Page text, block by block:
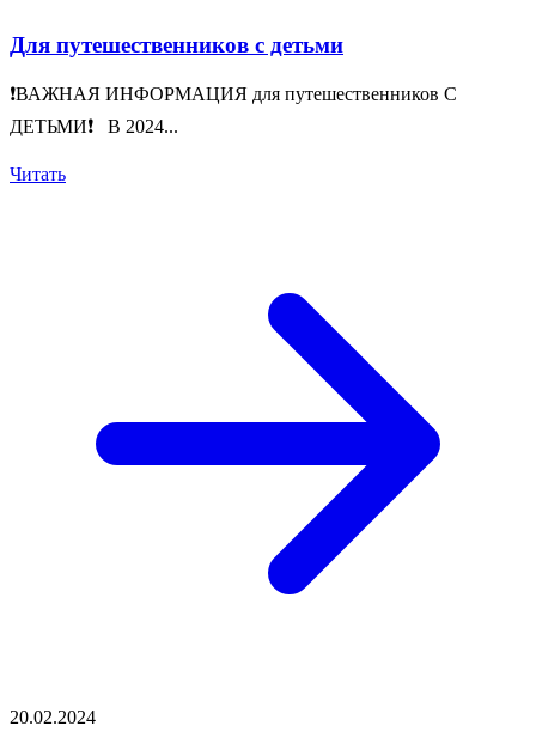
Для путешественников с детьми
❗️ВАЖНАЯ ИНФОРМАЦИЯ для путешественников С
ДЕТЬМИ❗️ В 2024...
Читать
20.02.2024